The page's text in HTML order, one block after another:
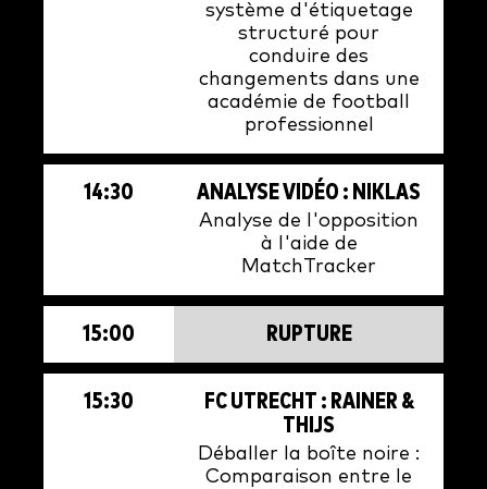
système d'étiquetage
structuré pour
conduire des
changements dans une
académie de football
professionnel
14:30 ANALYSE VIDÉO : NIKLAS
Analyse de l'opposition
à l'aide de
MatchTracker
15:00 RUPTURE
15:30
FC UTRECHT : RAINER &
THIJS
Déballer la boîte noire :
Comparaison entre le